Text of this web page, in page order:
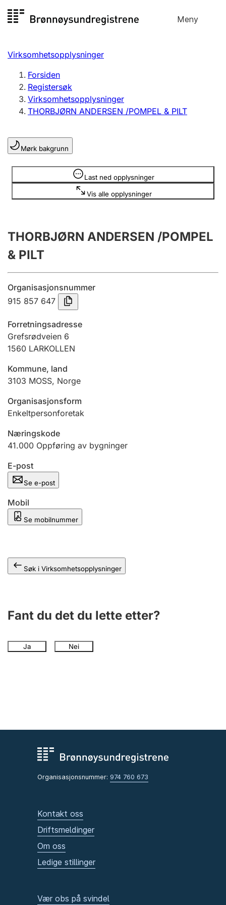
til
Meny
Registersøk
Aksjeselskap
Enkeltpersonforetak
Registrere, endre, slette
Lag og forening
Registrere, endre, slette
Årsregnskap
Innsending og forsinkelsesgebyr
Tinglysing
Jeger
Betaling og jegeravgiftskort
Ektepaktveileder
Offentlig sektor
Virksomhetsopplysninger
Forsiden
Registersøk
Virksomhetsopplysninger
THORBJØRN ANDERSEN /POMPEL & PILT
Mørk bakgrunn
Last ned opplysninger
Vis alle opplysninger
Opplysninger er skjult
THORBJØRN ANDERSEN /POMPEL
& PILT
Organisasjonsnummer
915 857 647
Forretningsadresse
Grefsrødveien 6
1560 LARKOLLEN
Kommune, land
3103 MOSS, Norge
Organisasjonsform
Enkeltpersonforetak
Næringskode
41.000 Oppføring av bygninger
E-post
Se e-post
Mobil
Se mobilnummer
Søk i Virksomhetsopplysninger
Fant du det du lette etter?
Ja Nei
Organisasjonsnummer: 974 760 673
Kontakt oss
Driftsmeldinger
Om oss
Ledige stillinger
Vær obs på svindel